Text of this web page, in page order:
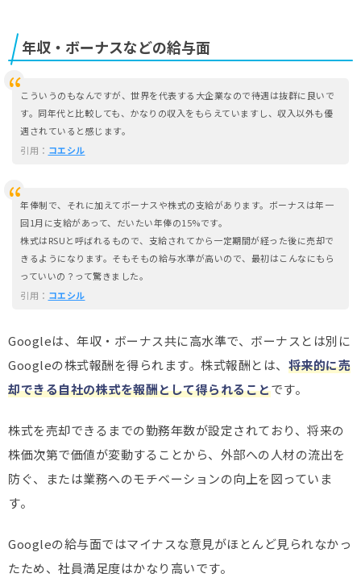
年収・ボーナスなどの給与面
こういうのもなんですが、世界を代表する大企業なので待遇は抜群に良いで
す。同年代と比較しても、かなりの収入をもらえていますし、収入以外も優
遇されていると感じます。
引用： コエシル
年俸制で、それに加えてボーナスや株式の支給があります。ボーナスは年一
回1月に支給があって、だいたい年俸の15%です。
株式はRSUと呼ばれるもので、支給されてから一定期間が経った後に売却で
きるようになります。そもそもの給与水準が高いので、最初はこんなにもら
っていいの？って驚きました。
引用： コエシル
Googleは、年収・ボーナス共に高水準で、ボーナスとは別に
Googleの株式報酬を得られます。株式報酬とは、 将来的に売
却できる自社の株式を報酬として得られることです。
株式を売却できるまでの勤務年数が設定されており、将来の
株価次第で価値が変動することから、外部への人材の流出を
防ぐ、または業務へのモチベーションの向上を図っていま
す。
Googleの給与面ではマイナスな意見がほとんど見られなかっ
たため、社員満足度はかなり高いです。